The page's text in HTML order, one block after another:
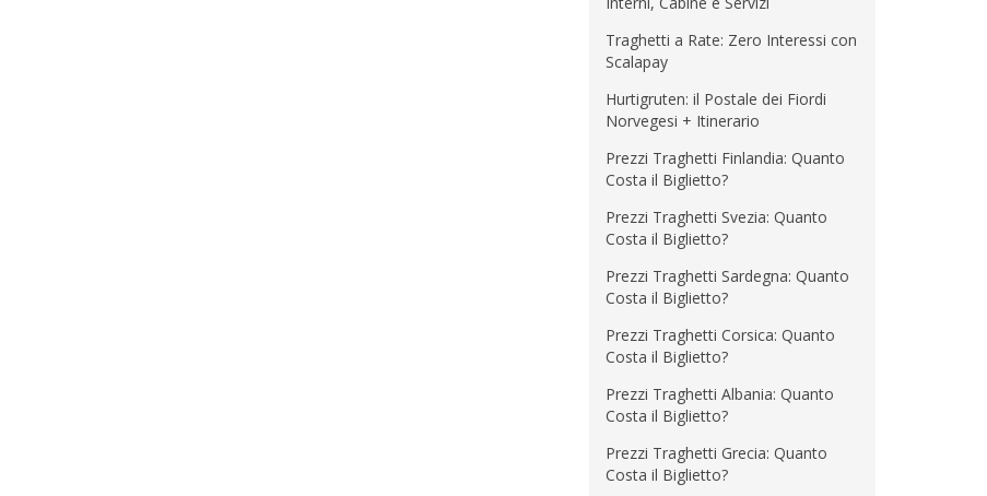
Traghetti a Rate: Zero Interessi con
Scalapay
Hurtigruten: il Postale dei Fiordi
Norvegesi + Itinerario
Prezzi Traghetti Finlandia: Quanto
Costa il Biglietto?
Prezzi Traghetti Svezia: Quanto
Costa il Biglietto?
Prezzi Traghetti Sardegna: Quanto
Costa il Biglietto?
Prezzi Traghetti Corsica: Quanto
Costa il Biglietto?
Prezzi Traghetti Albania: Quanto
Costa il Biglietto?
Prezzi Traghetti Grecia: Quanto
Costa il Biglietto?